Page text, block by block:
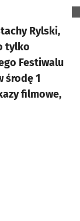
Rylski,
tylko
Festiwalu
środę 1
filmowe,